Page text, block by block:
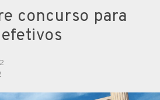
concurso para